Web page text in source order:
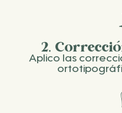
2.
Aplico las